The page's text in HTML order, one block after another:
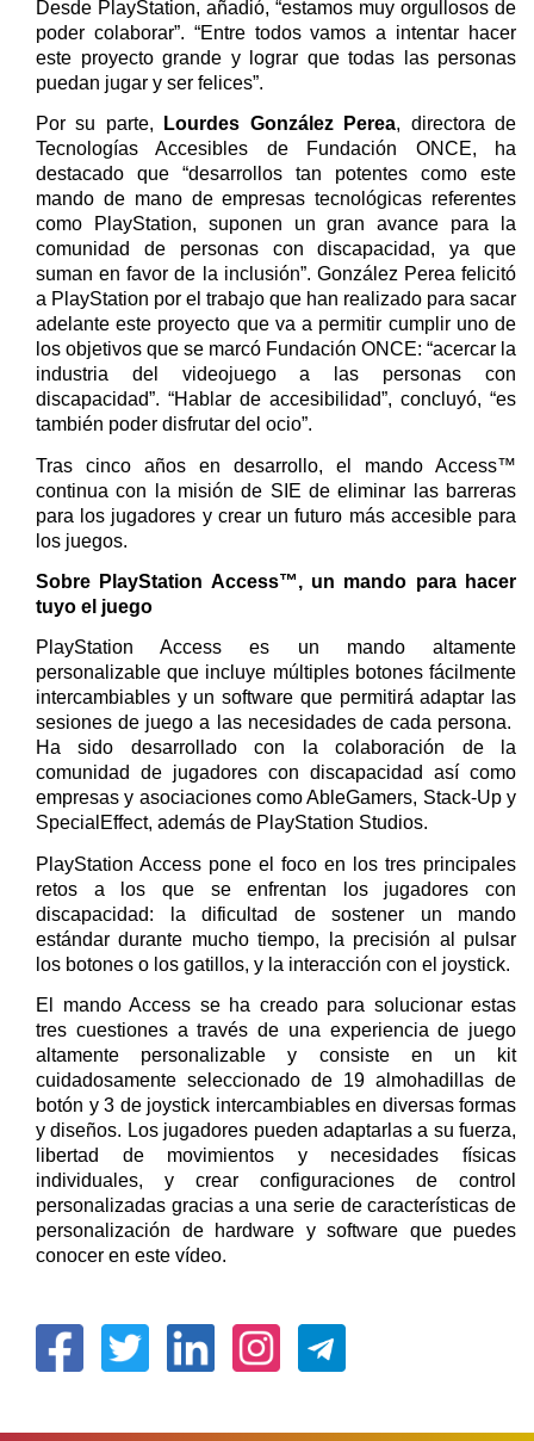
Desde PlayStation, añadió, “estamos muy orgullosos de
poder colaborar”. “Entre todos vamos a intentar hacer
este proyecto grande y lograr que todas las personas
puedan jugar y ser felices”.
Por su parte, Lourdes González Perea, directora de
Tecnologías Accesibles de Fundación ONCE, ha
destacado que “desarrollos tan potentes como este
mando de mano de empresas tecnológicas referentes
como PlayStation, suponen un gran avance para la
comunidad de personas con discapacidad, ya que
suman en favor de la inclusión”. González Perea felicitó
a PlayStation por el trabajo que han realizado para sacar
adelante este proyecto que va a permitir cumplir uno de
los objetivos que se marcó Fundación ONCE: “acercar la
industria del videojuego a las personas con
discapacidad”. “Hablar de accesibilidad”, concluyó, “es
también poder disfrutar del ocio”.
Tras cinco años en desarrollo, el mando Access™
continua con la misión de SIE de eliminar las barreras
para los jugadores y crear un futuro más accesible para
los juegos.
Sobre PlayStation Access™, un mando para hacer
tuyo el juego
PlayStation Access es un mando altamente
personalizable que incluye múltiples botones fácilmente
intercambiables y un software que permitirá adaptar las
sesiones de juego a las necesidades de cada persona.
Ha sido desarrollado con la colaboración de la
comunidad de jugadores con discapacidad así como
empresas y asociaciones como AbleGamers, Stack-Up y
SpecialEffect, además de PlayStation Studios.
PlayStation Access pone el foco en los tres principales
retos a los que se enfrentan los jugadores con
discapacidad: la dificultad de sostener un mando
estándar durante mucho tiempo, la precisión al pulsar
los botones o los gatillos, y la interacción con el joystick.
El mando Access se ha creado para solucionar estas
tres cuestiones a través de una experiencia de juego
altamente personalizable y consiste en un kit
cuidadosamente seleccionado de 19 almohadillas de
botón y 3 de joystick intercambiables en diversas formas
y diseños. Los jugadores pueden adaptarlas a su fuerza,
libertad de movimientos y necesidades físicas
individuales, y crear configuraciones de control
personalizadas gracias a una serie de características de
personalización de hardware y software que puedes
conocer en este vídeo.